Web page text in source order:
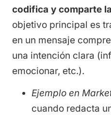
codifica y comparte
objetivo principal es
en un mensaje
una intención clara
emocionar, etc.).
Ejemplo en
cuando redacta